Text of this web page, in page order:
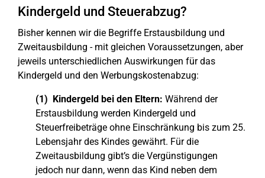
Kindergeld und Steuerabzug?
Bisher kennen wir die Begriffe Erstausbildung und
Zweitausbildung - mit gleichen Voraussetzungen, aber
jeweils unterschiedlichen Auswirkungen für das
Kindergeld und den Werbungskostenabzug:
(1) Kindergeld bei den Eltern: Während der
Erstausbildung werden Kindergeld und
Steuerfreibeträge ohne Einschränkung bis zum 25.
Lebensjahr des Kindes gewährt. Für die
Zweitausbildung gibt’s die Vergünstigungen
jedoch nur dann, wenn das Kind neben dem